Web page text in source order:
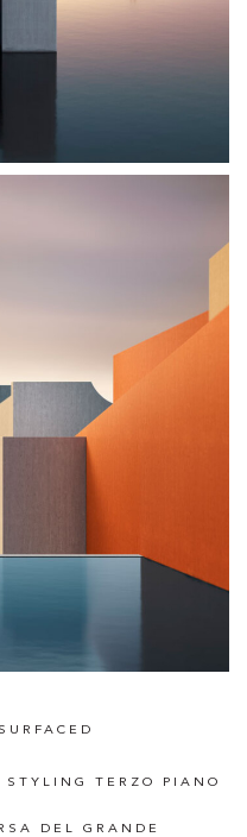
TERZO PIANO
DEL GRANDE